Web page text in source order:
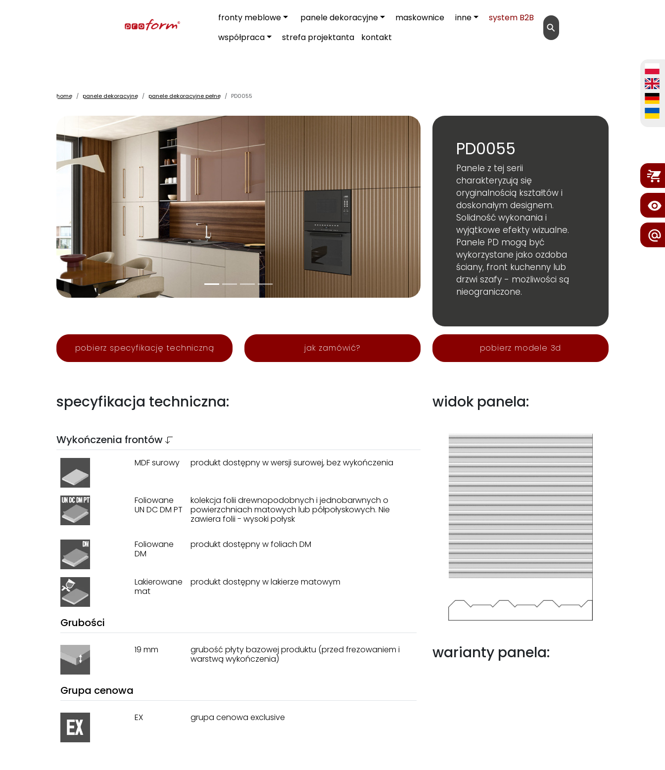
fronty meblowe panele dekoracyjne maskownice inne
system B2B
współpraca
strefa projektanta kontakt
⚲
home panele dekoracyjne panele dekoracyjne pełne PD0055
PD0055
Panele z tej serii
charakteryzują się
oryginalnością kształtów i
doskonałym designem.
Solidność wykonania i
wyjątkowe efekty wizualne.
Panele PD mogą być
wykorzystane jako ozdoba
ściany, front kuchenny lub
drzwi szafy - możliwości są
nieograniczone.
pobierz specyfikację techniczną jak zamówić? pobierz modele 3d
specyfikacja techniczna:
Wykończenia frontów
MDF surowy produkt dostępny w wersji surowej, bez wykończenia
Foliowane
UN DC DM PT
kolekcja folii drewnopodobnych i jednobarwnych o
powierzchniach matowych lub półpołyskowych. Nie
zawiera folii - wysoki połysk
Foliowane
DM
produkt dostępny w foliach DM
Lakierowane
mat
produkt dostępny w lakierze matowym
Grubości
19 mm
grubość płyty bazowej produktu (przed frezowaniem i
warstwą wykończenia)
Grupa cenowa
EX grupa cenowa exclusive
widok panela:
warianty panela: